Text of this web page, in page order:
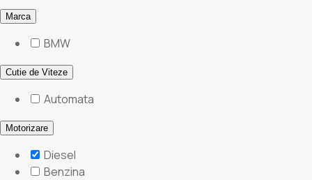
Marca
BMW
Cutie de Viteze
Automata
Motorizare
Diesel
Benzina